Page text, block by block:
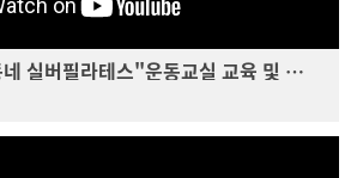
천연분소 "우리동네 실버필라테스"운동교실 교육 및 홍보 영상_하복부 강화 운동